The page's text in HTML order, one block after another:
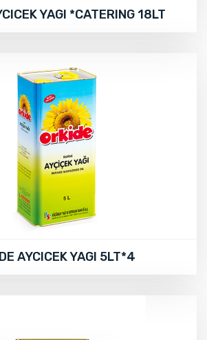
YAGI *CATERING 18LT
AYCICEK YAGI 5LT*4